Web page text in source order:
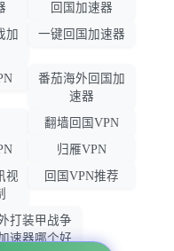
回国加速器
加
一键回国加速器
番茄海外回国加
速器
翻墙回国VPN
归雁VPN
视
回国VPN推荐
打装甲战争
速器哪个好